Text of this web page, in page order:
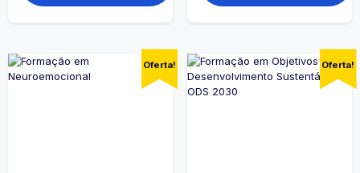
Oferta! Oferta!